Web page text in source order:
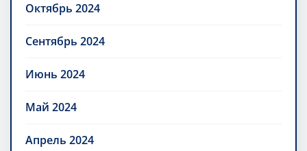
Октябрь 2024
Сентябрь 2024
Июнь 2024
Май 2024
Апрель 2024